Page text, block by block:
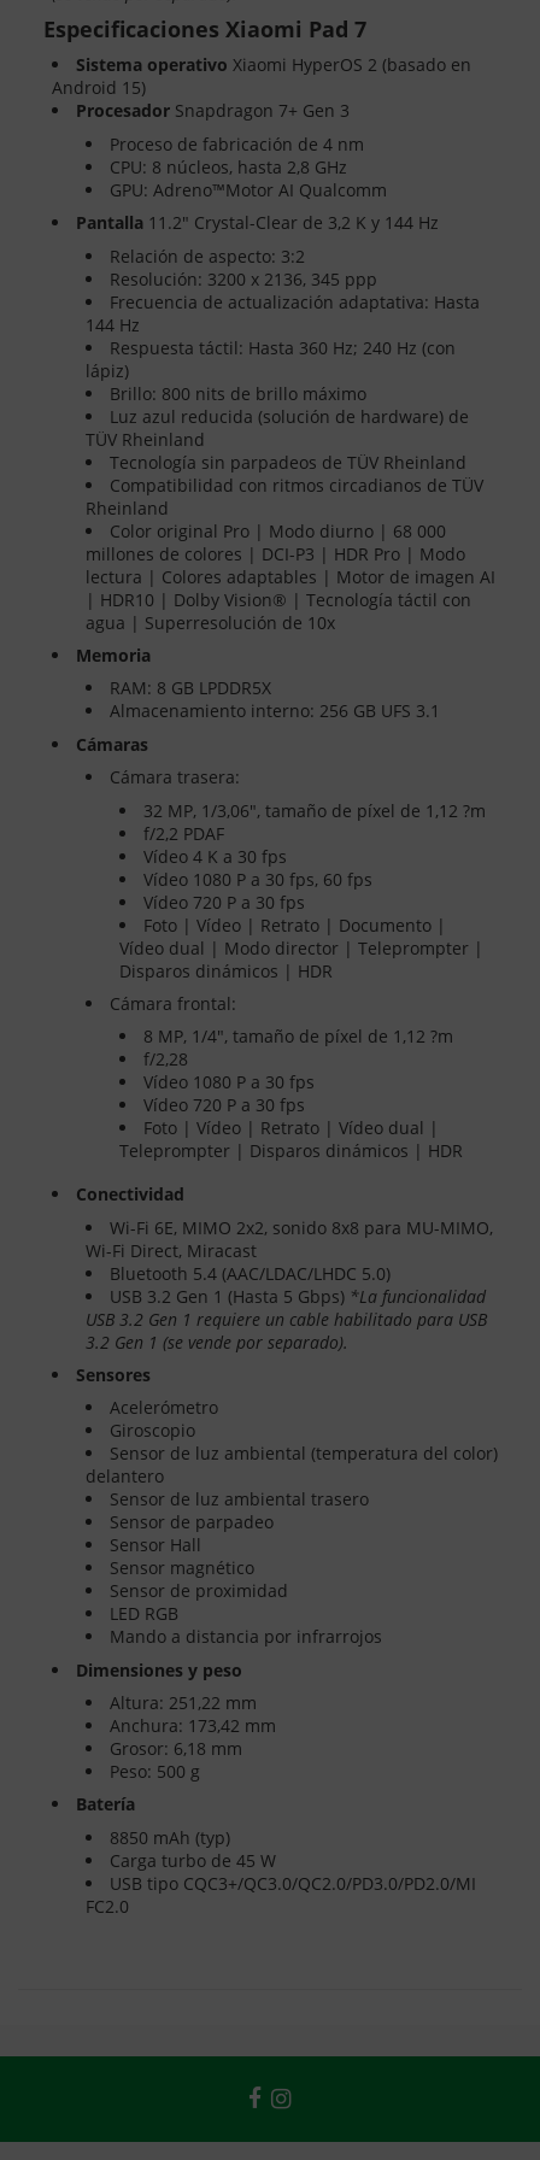
Especificaciones Xiaomi Pad 7
Sistema operativo Xiaomi HyperOS 2 (basado en
Android 15)
Procesador Snapdragon 7+ Gen 3
Proceso de fabricación de 4 nm
CPU: 8 núcleos, hasta 2,8 GHz
GPU: Adreno™Motor AI Qualcomm
Pantalla 11.2" Crystal-Clear de 3,2 K y 144 Hz
Relación de aspecto: 3:2
Resolución: 3200 x 2136, 345 ppp
Frecuencia de actualización adaptativa: Hasta
144 Hz
Respuesta táctil: Hasta 360 Hz; 240 Hz (con
lápiz)
Brillo: 800 nits de brillo máximo
Luz azul reducida (solución de hardware) de
TÜV Rheinland
Tecnología sin parpadeos de TÜV Rheinland
Compatibilidad con ritmos circadianos de TÜV
Rheinland
Color original Pro | Modo diurno | 68 000
millones de colores | DCI-P3 | HDR Pro | Modo
lectura | Colores adaptables | Motor de imagen AI
| HDR10 | Dolby Vision® | Tecnología táctil con
agua | Superresolución de 10x
Memoria
RAM: 8 GB LPDDR5X
Almacenamiento interno: 256 GB UFS 3.1
Cámaras
Cámara trasera:
32 MP, 1/3,06", tamaño de píxel de 1,12 ?m
f/2,2 PDAF
Vídeo 4 K a 30 fps
Vídeo 1080 P a 30 fps, 60 fps
Vídeo 720 P a 30 fps
Foto | Vídeo | Retrato | Documento |
Vídeo dual | Modo director | Teleprompter |
Disparos dinámicos | HDR
Cámara frontal:
8 MP, 1/4", tamaño de píxel de 1,12 ?m
f/2,28
Vídeo 1080 P a 30 fps
Vídeo 720 P a 30 fps
Foto | Vídeo | Retrato | Vídeo dual |
Teleprompter | Disparos dinámicos | HDR
Conectividad
Wi-Fi 6E, MIMO 2x2, sonido 8x8 para MU-MIMO,
Wi-Fi Direct, Miracast
Bluetooth 5.4 (AAC/LDAC/LHDC 5.0)
USB 3.2 Gen 1 (Hasta 5 Gbps) *La funcionalidad
USB 3.2 Gen 1 requiere un cable habilitado para USB
3.2 Gen 1 (se vende por separado).
Sensores
Acelerómetro
Giroscopio
Sensor de luz ambiental (temperatura del color)
delantero
Sensor de luz ambiental trasero
Sensor de parpadeo
Sensor Hall
Sensor magnético
Sensor de proximidad
LED RGB
Mando a distancia por infrarrojos
Dimensiones y peso
Altura: 251,22 mm
Anchura: 173,42 mm
Grosor: 6,18 mm
Peso: 500 g
Batería
8850 mAh (typ)
Carga turbo de 45 W
USB tipo CQC3+/QC3.0/QC2.0/PD3.0/PD2.0/MI
FC2.0